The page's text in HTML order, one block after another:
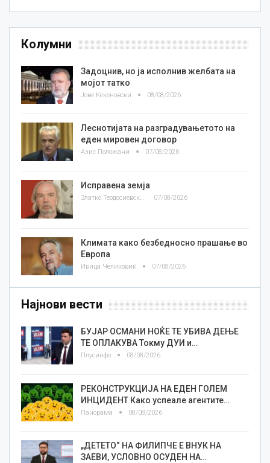
Колумни
Задоцнив, но ја исполнив желбата на
мојот татко
Јове Кекеновски 08/08/2026
Леснотијата на разградувањетото на
еден мировен договор
Азис Положани 07/08/2026
Исправена земја
Златко Теодосиевски 07/08/2026
Климата како безбедносно прашање во
Европа
Ивица Челиковиќ 07/08/2026
Најнови вести
БУЈАР ОСМАНИ НОЌЕ ТЕ УБИВА ДЕЊЕ
ТЕ ОПЛАКУВА Токму ДУИ и…
Плусинфо 08/08/2026
РЕКОНСТРУКЦИЈА НА ЕДЕН ГОЛЕМ
ИНЦИДЕНТ Како успеале агентите…
Панорама 08/08/2026
„ДЕТЕТО“ НА ФИЛИПЧЕ Е ВНУК НА
ЗАЕВИ, УСЛОВНО ОСУДЕН НА…